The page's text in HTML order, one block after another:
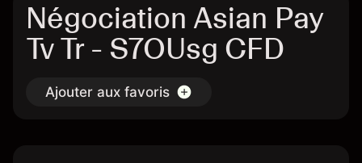
Négociation Asian Pay
Tv Tr - S7OUsg CFD
Ajouter aux favoris